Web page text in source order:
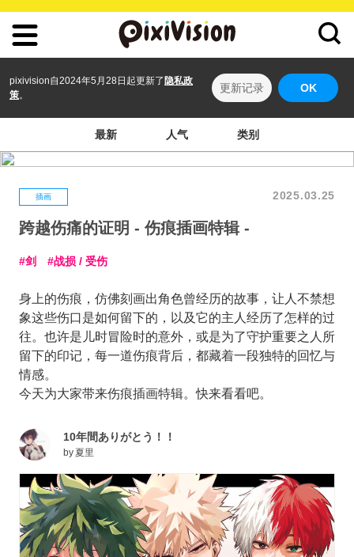
pixivision自2024年5月28日起更新了 隐私政
策。
更新记录 OK
最新 人气 类别
插画 2025.03.25
跨越伤痛的证明 - 伤痕插画特辑 -
剑 战损 / 受伤
身上的伤痕，仿佛刻画出角色曾经历的故事，让人不禁想
象这些伤口是如何留下的，以及它的主人经历了怎样的过
往。也许是儿时冒险时的意外，或是为了守护重要之人所
留下的印记，每一道伤痕背后，都藏着一段独特的回忆与
情感。
今天为大家带来伤痕插画特辑。快来看看吧。
10年間ありがとう！！
by 夏里